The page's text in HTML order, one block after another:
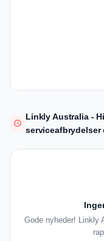
Linkly Australia -
Gode nyheder! Linkly